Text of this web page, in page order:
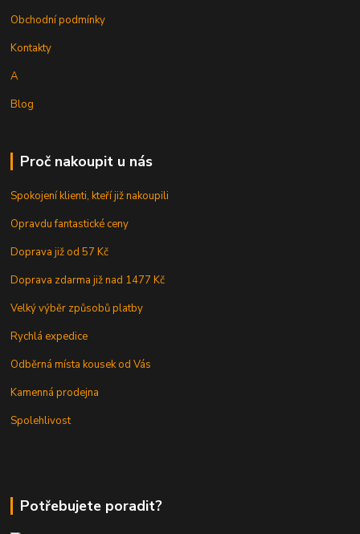
Obchodní podmínky
Kontakty
A
Blog
Proč nakoupit u nás
Spokojení klienti, kteří již nakoupili
Opravdu fantastické ceny
Doprava již od 57 Kč
Doprava zdarma již nad 1477 Kč
Velký výběr způsobů platby
Rychlá expedice
Odběrná místa kousek od Vás
Kamenná prodejna
Spolehlivost
Potřebujete poradit?